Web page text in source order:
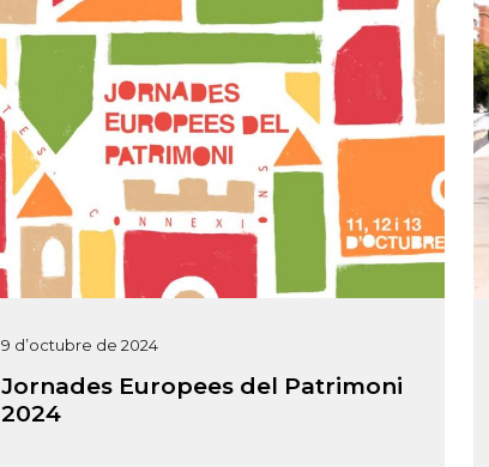
9 d’octubre de 2024
Jornades Europees del Patrimoni
2024